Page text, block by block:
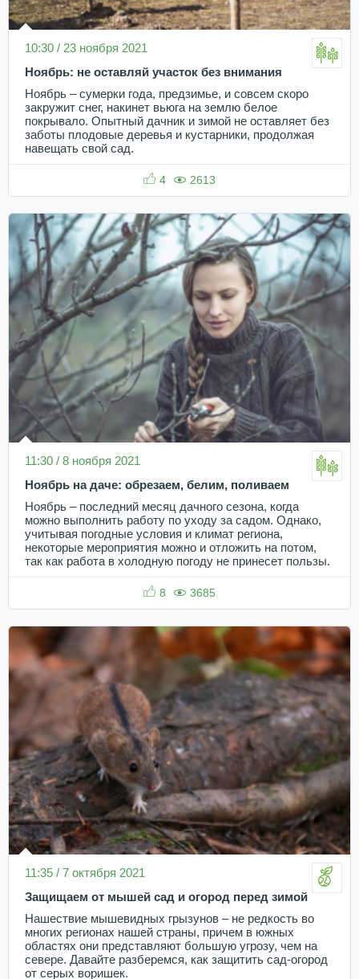
10:30 / 23 ноября 2021
Ноябрь: не оставляй участок без внимания
Ноябрь – сумерки года, предзимье, и совсем скоро
закружит снег, накинет вьюга на землю белое
покрывало. Опытный дачник и зимой не оставляет без
заботы плодовые деревья и кустарники, продолжая
навещать свой сад.
4 2613
11:30 / 8 ноября 2021
Ноябрь на даче: обрезаем, белим, поливаем
Ноябрь – последний месяц дачного сезона, когда
можно выполнить работу по уходу за садом. Однако,
учитывая погодные условия и климат региона,
некоторые мероприятия можно и отложить на потом,
так как работа в холодную погоду не принесет пользы.
8 3685
11:35 / 7 октября 2021
Защищаем от мышей сад и огород перед зимой
Нашествие мышевидных грызунов – не редкость во
многих регионах нашей страны, причем в южных
областях они представляют большую угрозу, чем на
севере. Давайте разберемся, как защитить сад-огород
от серых воришек.